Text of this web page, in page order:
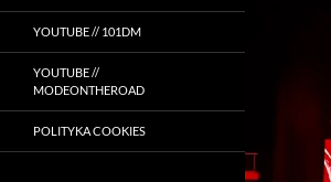
YOUTUBE // 101DM
YOUTUBE //
MODEONTHEROAD
POLITYKA COOKIES